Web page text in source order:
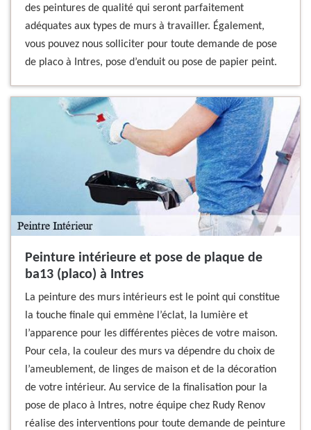
des peintures de qualité qui seront parfaitement
adéquates aux types de murs à travailler. Également,
vous pouvez nous solliciter pour toute demande de pose
de placo à Intres, pose d’enduit ou pose de papier peint.
Peinture intérieure et pose de plaque de
ba13 (placo) à Intres
La peinture des murs intérieurs est le point qui constitue
la touche finale qui emmène l’éclat, la lumière et
l’apparence pour les différentes pièces de votre maison.
Pour cela, la couleur des murs va dépendre du choix de
l’ameublement, de linges de maison et de la décoration
de votre intérieur. Au service de la finalisation pour la
pose de placo à Intres, notre équipe chez Rudy Renov
réalise des interventions pour toute demande de peinture